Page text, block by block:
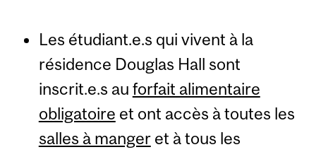
Les étudiant.e.s qui vivent à la
résidence Douglas Hall sont
inscrit.e.s au forfait alimentaire
obligatoire et ont accès à toutes les
salles à mangeret à tous les